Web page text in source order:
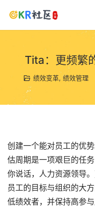
Tita：更频繁
绩效变革, 绩效管理
创建一个能对员工的优
估周期是一项艰巨的任
你说话，人力资源领导
员工的目标与组织的大
低绩效者，并保持高参与